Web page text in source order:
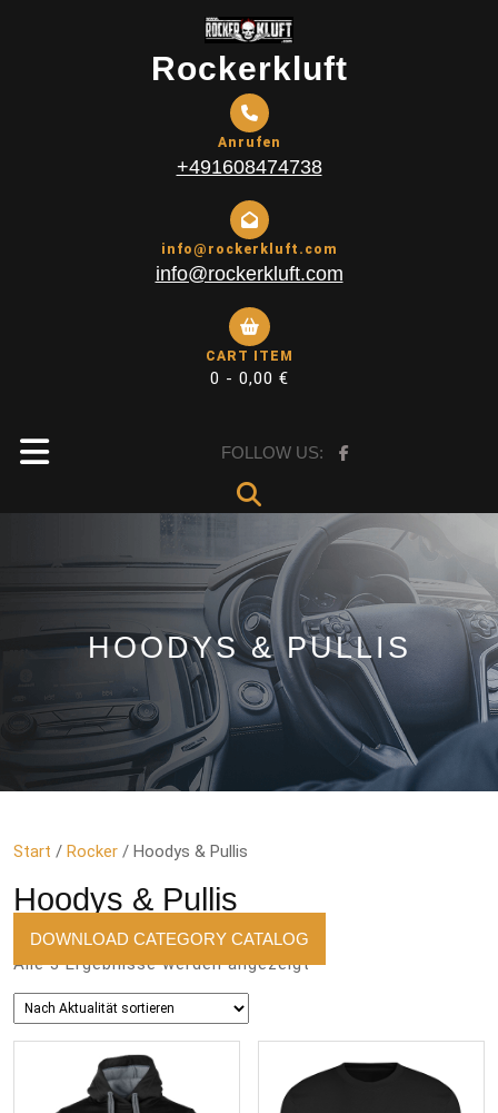
Rockerkluft
Anrufen
+491608474738
info@rockerkluft.com
info@rockerkluft.com
CART ITEM
0 - 0,00 €
Open
FOLLOW US:
HOODYS & PULLIS
Start / Rocker / Hoodys & Pullis
Hoodys & Pullis
DOWNLOAD CATEGORY CATALOG
Alle 3 Ergebnisse werden angezeigtNach